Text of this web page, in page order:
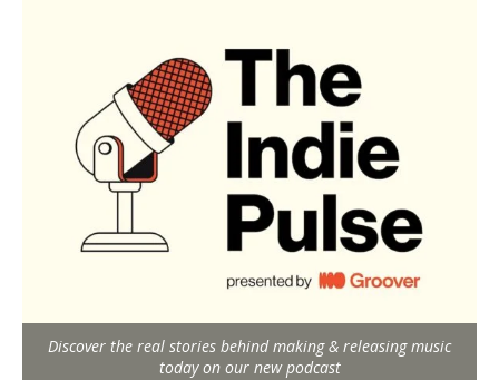
Discover the real stories behind making & releasing music
today on our new podcast